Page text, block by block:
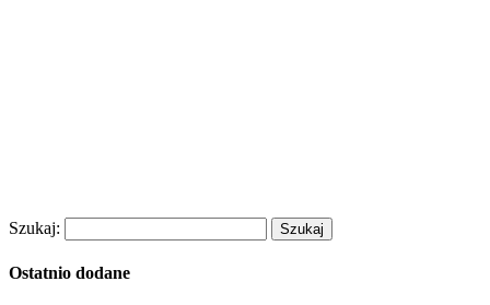
Szukaj:
Ostatnio dodane